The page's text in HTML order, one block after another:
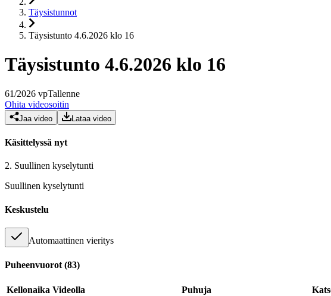
Täysistunnot
Täysistunto 4.6.2026 klo 16
Täysistunto 4.6.2026 klo 16
61/2026 vpTallenne
Ohita videosoitin
Jaa video Lataa video
Käsittelyssä nyt
2. Suullinen kyselytunti
Suullinen kyselytunti
Keskustelu
Automaattinen vieritys
Puheenvuorot (83)
Kellonaika Videolla Puhuja